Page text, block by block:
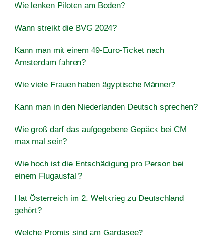
Wie lenken Piloten am Boden?
Wann streikt die BVG 2024?
Kann man mit einem 49-Euro-Ticket nach
Amsterdam fahren?
Wie viele Frauen haben ägyptische Männer?
Kann man in den Niederlanden Deutsch sprechen?
Wie groß darf das aufgegebene Gepäck bei CM
maximal sein?
Wie hoch ist die Entschädigung pro Person bei
einem Flugausfall?
Hat Österreich im 2. Weltkrieg zu Deutschland
gehört?
Welche Promis sind am Gardasee?